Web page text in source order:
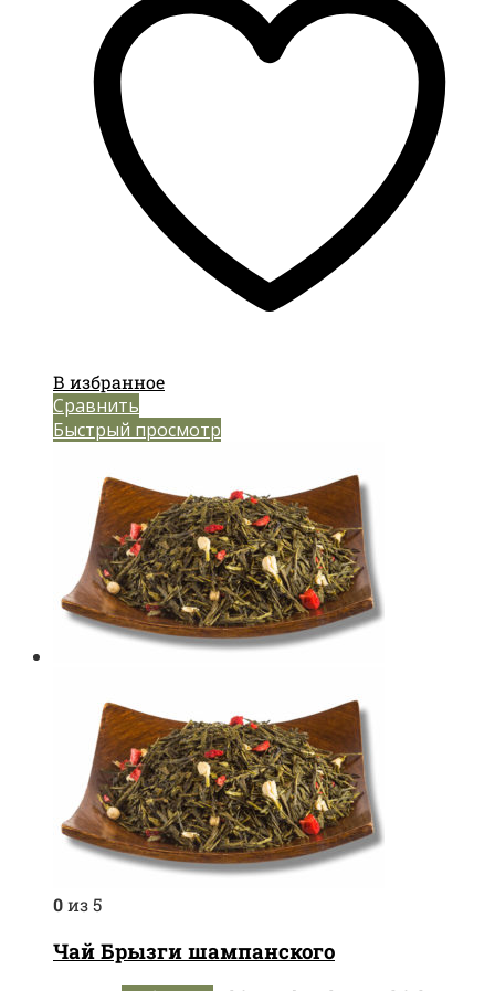
В избранное
Сравнить
Быстрый просмотр
0из 5
Чай Брызги шампанского